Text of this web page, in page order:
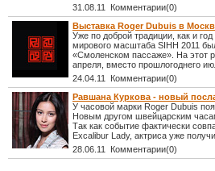
31.08.11 Комментарии(0)
Выставка Roger Dubuis в
Уже по доброй традиции, как и
мирового масштаба SIHH 2011
«Смоленском пассаже». На этот
апреля, вместо прошлогоднего
24.04.11 Комментарии(0)
Равшана Куркова - новый
У часовой марки Roger Dubuis
Новым другом швейцарским
Так как событие фактически
Excalibur Lady, актриса уже
28.06.11 Комментарии(0)